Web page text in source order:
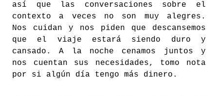
así que las conversaciones sobre el
contexto a veces no son muy alegres.
Nos cuidan y nos piden que descansemos
que el viaje estará siendo duro y
cansado. A la noche cenamos juntos y
nos cuentan sus necesidades, tomo nota
por si algún día tengo más dinero.